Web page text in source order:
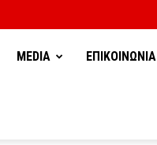
MEDIA ΕΠΙΚΟΙΝΩΝΙΑ